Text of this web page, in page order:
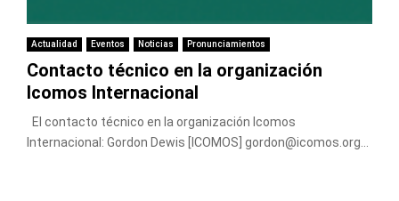
Actualidad Eventos Noticias Pronunciamientos
Contacto técnico en la organización
Icomos Internacional
El contacto técnico en la organización Icomos
Internacional: Gordon Dewis [ICOMOS] gordon@icomos.org...